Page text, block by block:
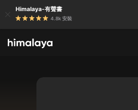
Himalaya-有聲書
4.8k 安裝